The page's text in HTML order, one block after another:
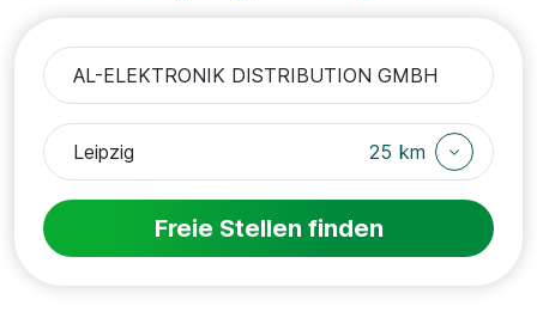
25 km
Freie Stellen finden